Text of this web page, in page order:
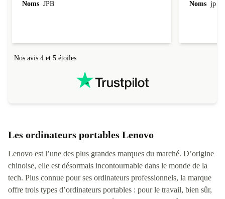
Noms JPB Noms jp
Nos avis 4 et 5 étoiles
Les ordinateurs portables Lenovo
Lenovo est l’une des plus grandes marques du marché. D’origine
chinoise, elle est désormais incontournable dans le monde de la
tech. Plus connue pour ses ordinateurs professionnels, la marque
offre trois types d’ordinateurs portables : pour le travail, bien sûr,